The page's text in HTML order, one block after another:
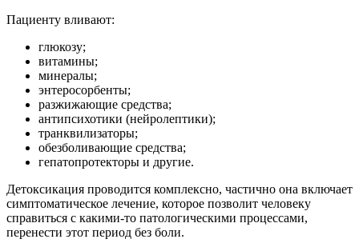
Пациенту вливают:
глюкозу;
витамины;
минералы;
энтеросорбенты;
разжижающие средства;
антипсихотики (нейролептики);
транквилизаторы;
обезболивающие средства;
гепатопротекторы и другие.
Детоксикация проводится комплексно, частично она включает
симптоматическое лечение, которое позволит человеку
справиться с какими-то патологическими процессами,
перенести этот период без боли.